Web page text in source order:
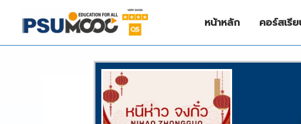
content
หน้าหลัก คอร์สเรี
Language,SDG4/ ByNIZAMREE NIMA